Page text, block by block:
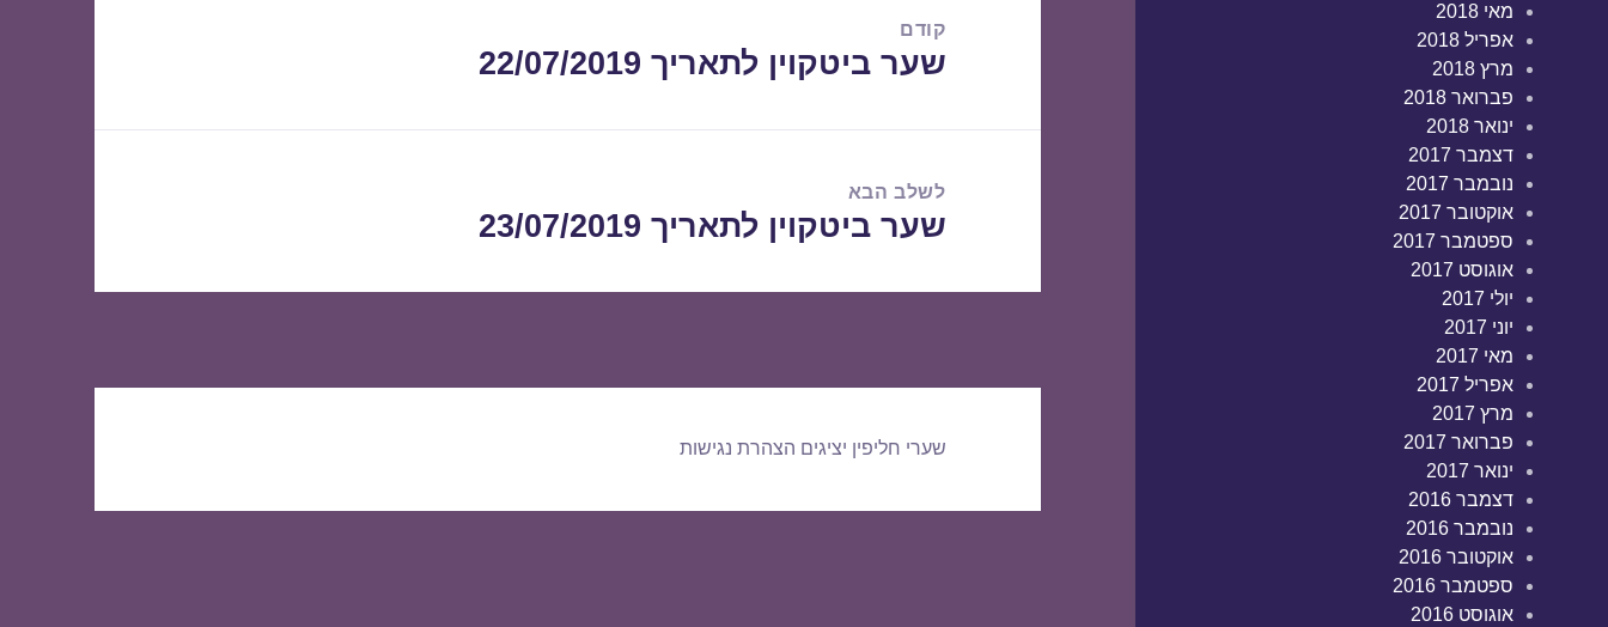
מאי 2018
אפריל 2018
מרץ 2018
פברואר 2018
ינואר 2018
דצמבר 2017
נובמבר 2017
אוקטובר 2017
ספטמבר 2017
אוגוסט 2017
יולי 2017
יוני 2017
מאי 2017
אפריל 2017
מרץ 2017
פברואר 2017
ינואר 2017
דצמבר 2016
נובמבר 2016
אוקטובר 2016
ספטמבר 2016
אוגוסט 2016
קודם
הפוסט
שער ביטקוין לתאריך 22/07/2019
לשלב הבא
הפוסט
שער ביטקוין לתאריך 23/07/2019
שערי חליפין יציגים הצהרת נגישות